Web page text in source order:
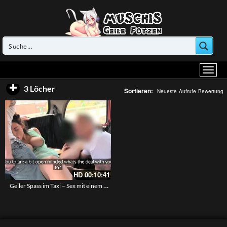
3 Löcher Sortieren: Neueste Aufrufe Bewertung
HD00:10:41
Geiler Spass im Taxi – Sex mit einem Pärchen auf dem Rücksitz des Fickschlittens